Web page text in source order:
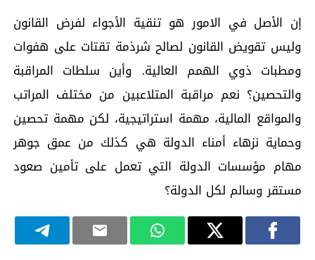
إن الأصل في الامور هو تنقية الأجواء لفرض القانون
وليس تقويض القانون لصالح شرذمة تقتات على هفوات
ومطبات ذوي الهمم العالية. وأين سلطات المراقبة
والتحصين؟ نعم مراقبة المتلاعبين من مختلف المراتب
والمواقع المالية، مهمة استراتيجية، لكن مهمة تحصين
وحماية نزهاء أمناء الدولة هي كذلك من عمق جوهر
مهام مؤسسات الدولة التي تعمل على تأمين صعود
مستقر وسالم لكل الدولة؟